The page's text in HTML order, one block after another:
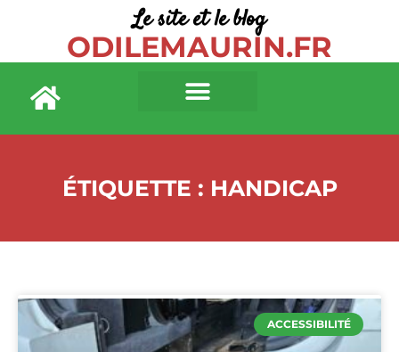
Le site et le blog
ODILEMAURIN.FR
ÉTIQUETTE : HANDICAP
ACCESSIBILITÉ